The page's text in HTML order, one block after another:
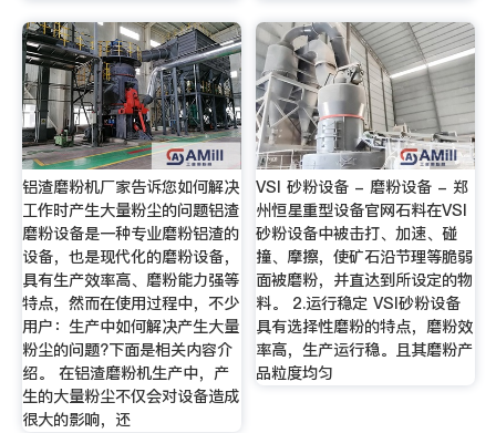
铝渣磨粉机厂家告诉您如何解决
工作时产生大量粉尘的问题铝渣
磨粉设备是一种专业磨粉铝渣的
设备，也是现代化的磨粉设备，
具有生产效率高、磨粉能力强等
特点，然而在使用过程中，不少
用户：生产中如何解决产生大量
粉尘的问题?下面是相关内容介
绍。 在铝渣磨粉机生产中，产
生的大量粉尘不仅会对设备造成
很大的影响，还
VSI 砂粉设备 - 磨粉设备 - 郑
州恒星重型设备官网石料在VSI
砂粉设备中被击打、加速、碰
撞、摩擦，使矿石沿节理等脆弱
面被磨粉，并直达到所设定的物
料。 2.运行稳定 VSI砂粉设备
具有选择性磨粉的特点，磨粉效
率高，生产运行稳。且其磨粉产
品粒度均匀